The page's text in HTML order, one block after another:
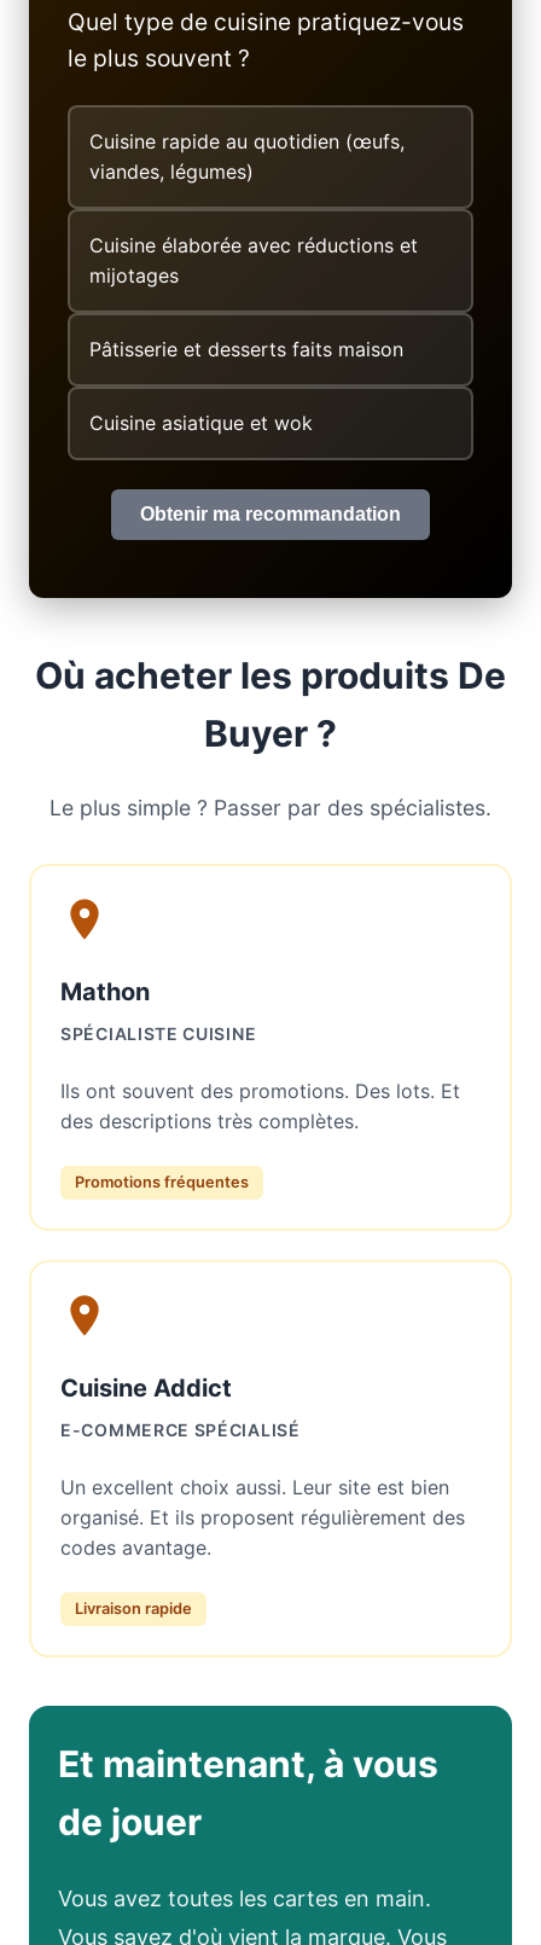
Quel type de cuisine pratiquez-vous
le plus souvent ?
Cuisine rapide au quotidien (œufs,
viandes, légumes)
Cuisine élaborée avec réductions et
mijotages
Pâtisserie et desserts faits maison
Cuisine asiatique et wok
Obtenir ma recommandation
Où acheter les produits De
Buyer ?
Le plus simple ? Passer par des spécialistes.
Mathon
SPÉCIALISTE CUISINE
Ils ont souvent des promotions. Des lots. Et
des descriptions très complètes.
Promotions fréquentes
Cuisine Addict
E-COMMERCE SPÉCIALISÉ
Un excellent choix aussi. Leur site est bien
organisé. Et ils proposent régulièrement des
codes avantage.
Livraison rapide
Et maintenant, à vous
de jouer
Vous avez toutes les cartes en main.
Vous savez d'où vient la marque. Vous